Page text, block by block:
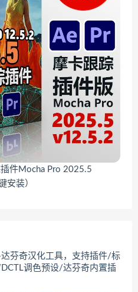
件Mocha Pro 2025.5
安装）
芬奇汉化工具，支持插件/标
调色预设/达芬奇内置插